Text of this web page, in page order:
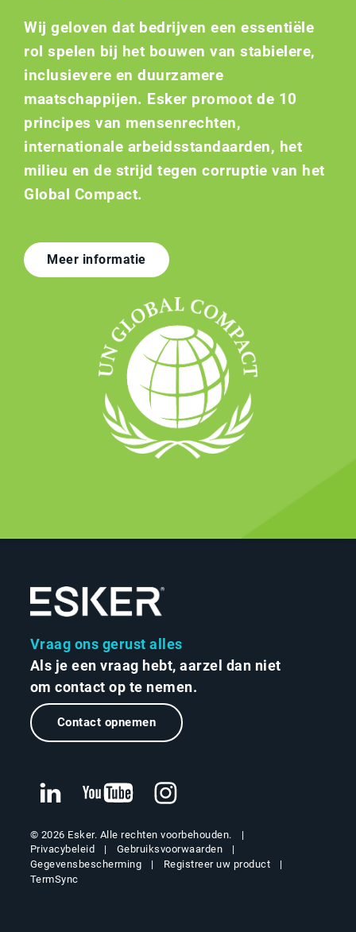
Wij geloven dat bedrijven een essentiële
rol spelen bij het bouwen van stabielere,
inclusievere en duurzamere
maatschappijen. Esker promoot de 10
principes van mensenrechten,
internationale arbeidsstandaarden, het
milieu en de strijd tegen corruptie van het
Global Compact.
Meer informatie
Vraag ons gerust alles
Als je een vraag hebt, aarzel dan niet
om contact op te nemen.
Contact opnemen
© 2026 Esker. Alle rechten voorbehouden.
Privacybeleid
Gebruiksvoorwaarden
Gegevensbescherming
Registreer uw product
TermSync